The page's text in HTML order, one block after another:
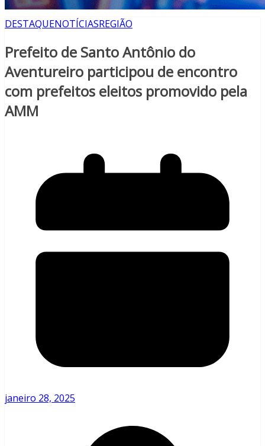
DESTAQUENOTÍCIASREGIÃO
Prefeito de Santo Antônio do
Aventureiro participou de encontro
com prefeitos eleitos promovido pela
AMM
janeiro 28, 2025